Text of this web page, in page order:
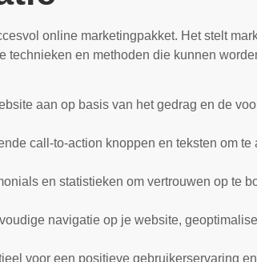
online marketingpakket. Het stelt
en methoden die kunnen
aan op basis van het gedrag en de
call-to-action knoppen en teksten om
en statistieken om vertrouwen op te
navigatie op je website,
voor een positieve gebruikerservaring